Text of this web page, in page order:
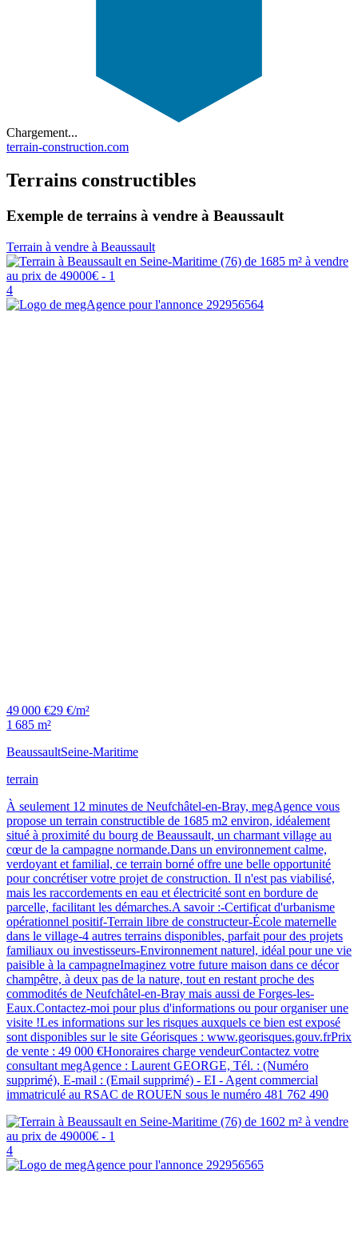
Chargement...
terrain-construction.com
Terrains constructibles
Exemple de terrains à vendre à Beaussault
Terrain à vendre à Beaussault
4
49 000 €29 €/m²
1 685 m²
BeaussaultSeine-Maritime
terrain
À seulement 12 minutes de Neufchâtel-en-Bray, megAgence vous
propose un terrain constructible de 1685 m2 environ, idéalement
situé à proximité du bourg de Beaussault, un charmant village au
cœur de la campagne normande.Dans un environnement calme,
verdoyant et familial, ce terrain borné offre une belle opportunité
pour concrétiser votre projet de construction. Il n'est pas viabilisé,
mais les raccordements en eau et électricité sont en bordure de
parcelle, facilitant les démarches.A savoir :-Certificat d'urbanisme
opérationnel positif-Terrain libre de constructeur-École maternelle
dans le village-4 autres terrains disponibles, parfait pour des projets
familiaux ou investisseurs-Environnement naturel, idéal pour une vie
paisible à la campagneImaginez votre future maison dans ce décor
champêtre, à deux pas de la nature, tout en restant proche des
commodités de Neufchâtel-en-Bray mais aussi de Forges-les-
Eaux.Contactez-moi pour plus d'informations ou pour organiser une
visite !Les informations sur les risques auxquels ce bien est exposé
sont disponibles sur le site Géorisques : www.georisques.gouv.frPrix
de vente : 49 000 €Honoraires charge vendeurContactez votre
consultant megAgence : Laurent GEORGE, Tél. : (Numéro
supprimé), E-mail : (Email supprimé) - EI - Agent commercial
immatriculé au RSAC de ROUEN sous le numéro 481 762 490
4